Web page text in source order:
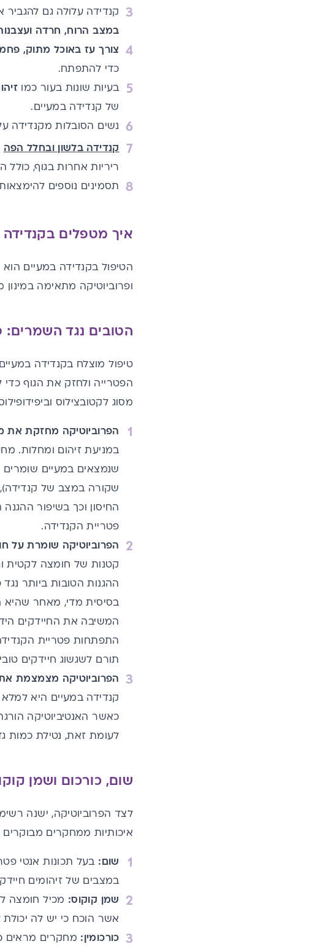
קנדידה עלולה גם
במצב הרוח, חרדה ועצבנות
צורך עז באוכל מתוק,
כדי להתפתח.
בעיות שונות בעור כמו
של קנדידה במעיים.
נשים הסובלות מקנדידה
קנדידה בלשון ובחלל הפה
ריריות אחרות בגוף,
תסמינים נוספים
איך מטפלים בקנדידה
הטיפול בקנדידה במעיים
ופרוביוטיקה מתאימה במינון
הטובים נגד השמרים:
טיפול מוצלח בקנדידה
הפטרייה ולחזק את הגוף
מסוג לקטובצילוס
הפרוביוטיקה מחזקת את
במניעת זיהום ומחלות.
שנמצאים במעיים
שקורה במצב של
החיסון וכך בשיפור
פטריית הקנדידה.
הפרוביוטיקה שומרת על
קטנות של חומצה לקטית
ההגנות הטובות ביותר
בסיסית מדי, מאחר שהיא
המשיבה את החיידקים
התפתחות פטריית
תורם לשגשוג חיידקים
הפרוביוטיקה מצמצמת
קנדידה במעיים היא
כאשר האנטיביוטיקה
לעומת זאת, נטילת כמות
שום, כורכום ושמן
לצד הפרוביוטיקה, ישנה
איכותיות ממחקרים מבוקרים
שום: בעל תכונות אנטי
במצבים של זיהומים
שמן קוקוס: מכיל חומצה
אשר הוכח כי יש לה
כורכומין: מחקרים מראים